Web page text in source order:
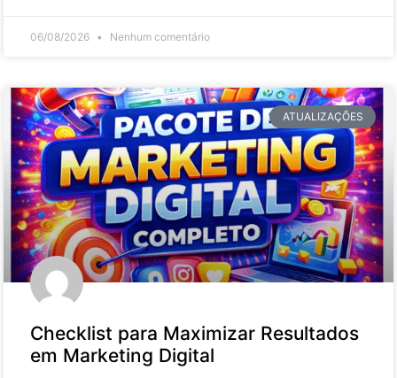
06/08/2026 Nenhum comentário
ATUALIZAÇÕES
Checklist para Maximizar Resultados
em Marketing Digital